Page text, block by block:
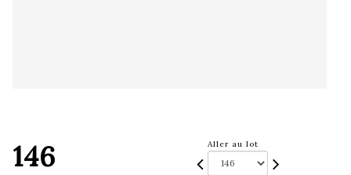
146 Aller au lot